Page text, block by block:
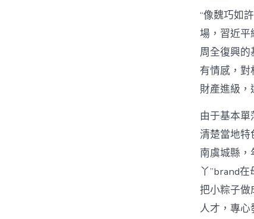
“像魏巧如
場，習近平
周全復興
有情感，
財產進級，
由于基本
清楚當地特
南虞城縣
丫”brand
把小粽子做
人才，專